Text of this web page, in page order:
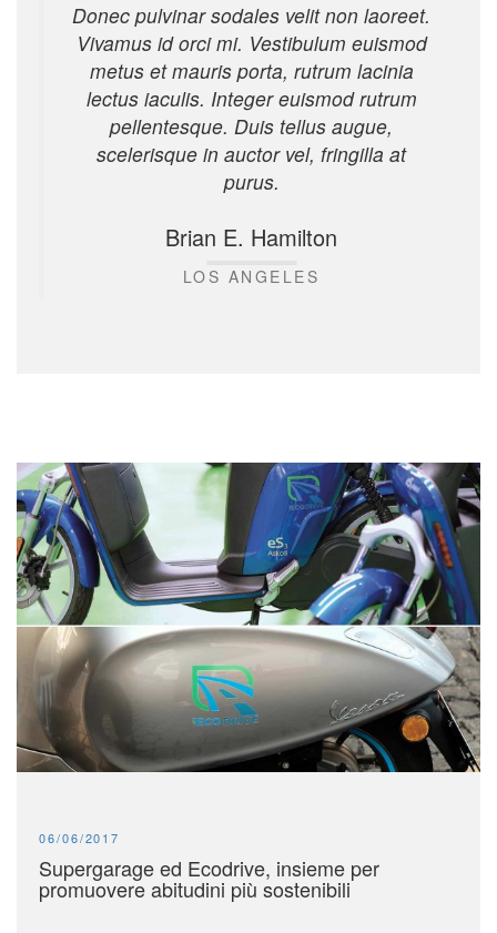
Donec pulvinar sodales velit non laoreet.
Vivamus id orci mi. Vestibulum euismod
metus et mauris porta, rutrum lacinia
lectus iaculis. Integer euismod rutrum
pellentesque. Duis tellus augue,
scelerisque in auctor vel, fringilla at
purus.
Brian E. Hamilton
LOS ANGELES
PUBLISHED:
06/06/2017
Supergarage ed Ecodrive, insieme per
promuovere abitudini più sostenibili